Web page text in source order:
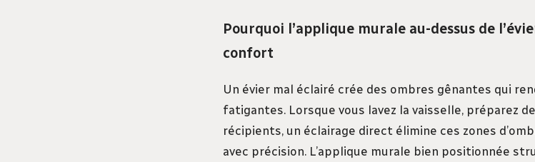
Pourquoi l’applique murale au-dessus de
confort
Un évier mal éclairé crée des ombres gênantes qui
fatigantes. Lorsque vous lavez la vaisselle, préparez
récipients, un éclairage direct élimine ces zones
avec précision. L’applique murale bien positionnée